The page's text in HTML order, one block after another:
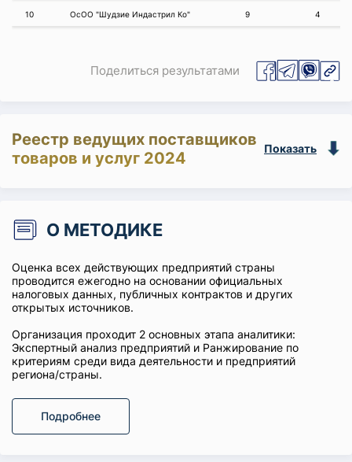
10 ОсОО "Шудзие Индастрил Ко" 9 4
Поделиться результатами
Реестр ведущих поставщиков
товаров и услуг 2024
Показать
О МЕТОДИКЕ
Оценка всех действующих предприятий страны
проводится ежегодно на основании официальных
налоговых данных, публичных контрактов и других
открытых источников.
Организация проходит 2 основных этапа аналитики:
Экспертный анализ предприятий и Ранжирование по
критериям среди вида деятельности и предприятий
региона/страны.
Подробнее